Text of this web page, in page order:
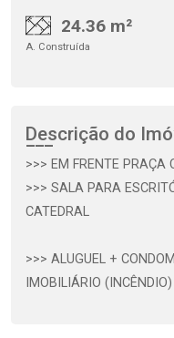
24.36 m²
A. Construída
Descrição do
>>> EM FRENTE PRAÇA
>>> SALA PARA
CATEDRAL
>>> ALUGUEL +
IMOBILIÁRIO (INCÊNDIO)